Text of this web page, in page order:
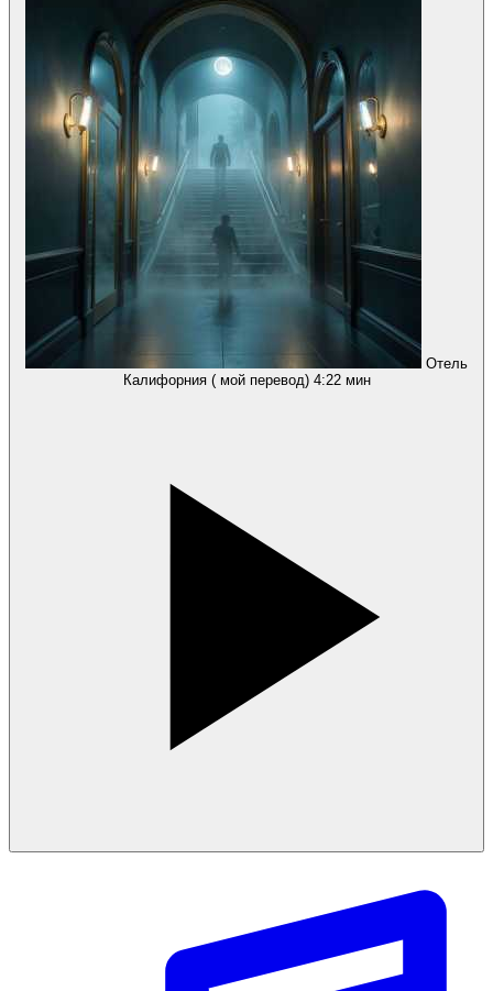
Отель
Калифорния ( мой перевод) 4:22 мин